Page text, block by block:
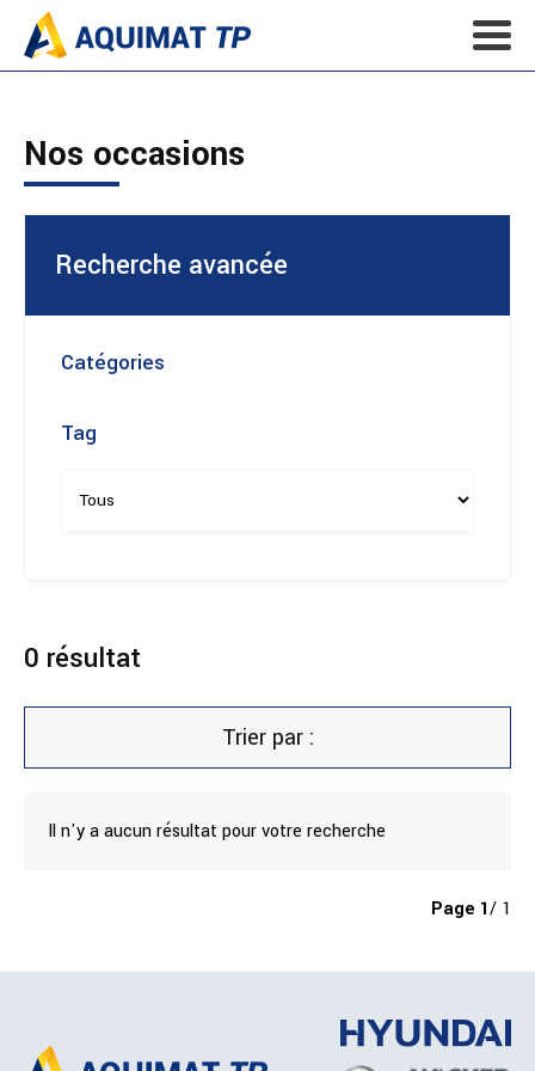
Nos occasions
Recherche avancée
Catégories
Tag
0 résultat
Trier par :
Il n'y a aucun résultat pour votre recherche
Page 1/ 1